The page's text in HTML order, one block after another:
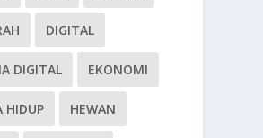
DIGITAL
DIGITAL EKONOMI
HIDUP HEWAN